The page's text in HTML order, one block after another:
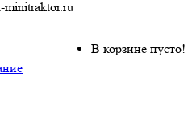
В корзине пусто!